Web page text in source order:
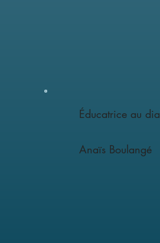
Éducatrice au
Anaïs Boulangé